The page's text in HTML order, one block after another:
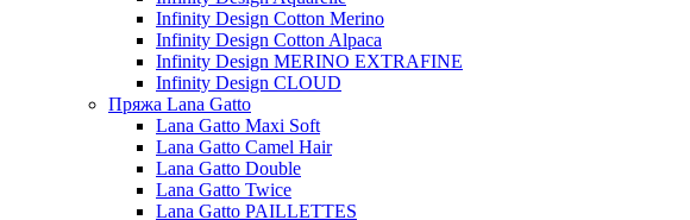
Infinity Design Cotton Merino
Infinity Design Cotton Alpaca
Infinity Design MERINO EXTRAFINE
Infinity Design CLOUD
Пряжа Lana Gatto
Lana Gatto Maxi Soft
Lana Gatto Camel Hair
Lana Gatto Double
Lana Gatto Twice
Lana Gatto PAILLETTES